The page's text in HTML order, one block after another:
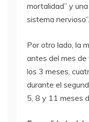
mortalidad” y
sistema nervioso”.
Por otro lado, la
antes del mes de
los 3 meses,
durante el
5, 8 y 11 meses